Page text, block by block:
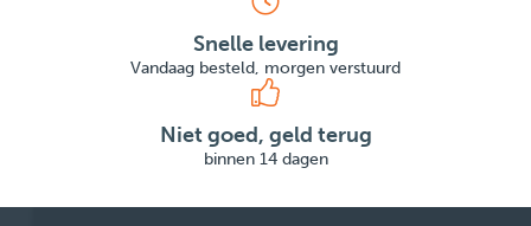
Snelle levering
Vandaag besteld, morgen verstuurd
Niet goed, geld terug
binnen 14 dagen